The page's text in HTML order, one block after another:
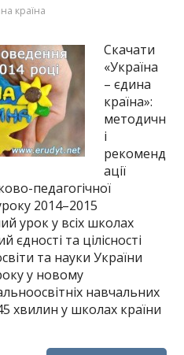
країна
Скачати
«Україна
– єдина
країна»:
методичн
і
рекоменд
ації
педагогічної
2014–2015
урок у всіх школах
єдності та цілісності
та науки України
у новому
навчальних
хвилин у школах країни